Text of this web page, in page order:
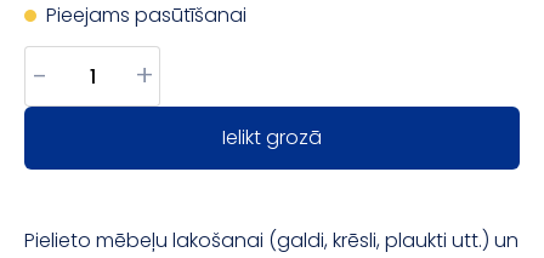
Pieejams pasūtīšanai
- +
Ielikt grozā
Pielieto mēbeļu lakošanai (galdi, krēsli, plaukti utt.) un